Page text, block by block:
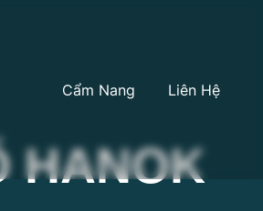
Cẩm Nang Liên Hệ
HANOK